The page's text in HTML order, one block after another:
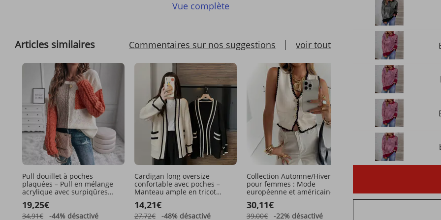
Vue complète
Articles similaires Commentaires sur nos suggestions voir tout
Pull douillet à poches
plaquées – Pull en mélange
acrylique avec surpiqûres
contrastées (S/M/L/XL, coupe
oversize, indispensable
automne-hiver, couleurs
19,25€
34,91€ -44% désactivé
Cardigan long oversize
confortable avec poches –
Manteau ample en tricot
ouvert sur le devant de style
coréen pour femme, tricot
épais décontracté à col en V
14,21€
27,72€ -48% désactivé
Collection Automne/Hiver 2025
pour femmes : Mode
européenne et américaine,
imprimé floral contrasté.
30,11€
39,00€ -22% désactivé
Pull en cachemire épais
roulé pour femme,
automne-hiver 2025